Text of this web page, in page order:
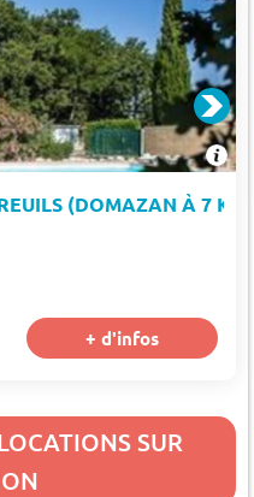
(DOMAZAN À 7 KM)
+ d'infos
SUR